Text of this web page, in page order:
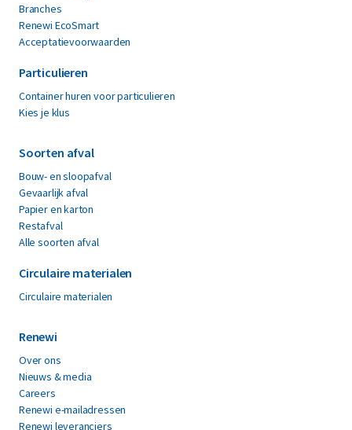
Branches
Renewi EcoSmart
Acceptatievoorwaarden
Particulieren
Container huren voor particulieren
Kies je klus
Soorten afval
Bouw- en sloopafval
Gevaarlijk afval
Papier en karton
Restafval
Alle soorten afval
Circulaire materialen
Circulaire materialen
Renewi
Over ons
Nieuws & media
Careers
Renewi e-mailadressen
Renewi leveranciers